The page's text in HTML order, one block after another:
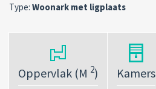
Type: Woonark met ligplaats
Oppervlak (M 2) Kamers